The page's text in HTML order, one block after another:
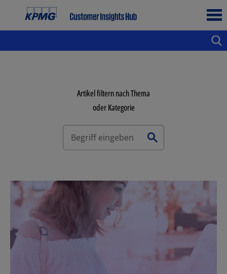
Artikel filtern nach Thema
oder Kategorie